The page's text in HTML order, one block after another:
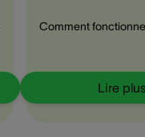
Comment
Lire